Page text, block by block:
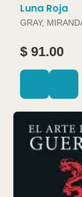
Luna Roja
GRAY,
$ 91.00